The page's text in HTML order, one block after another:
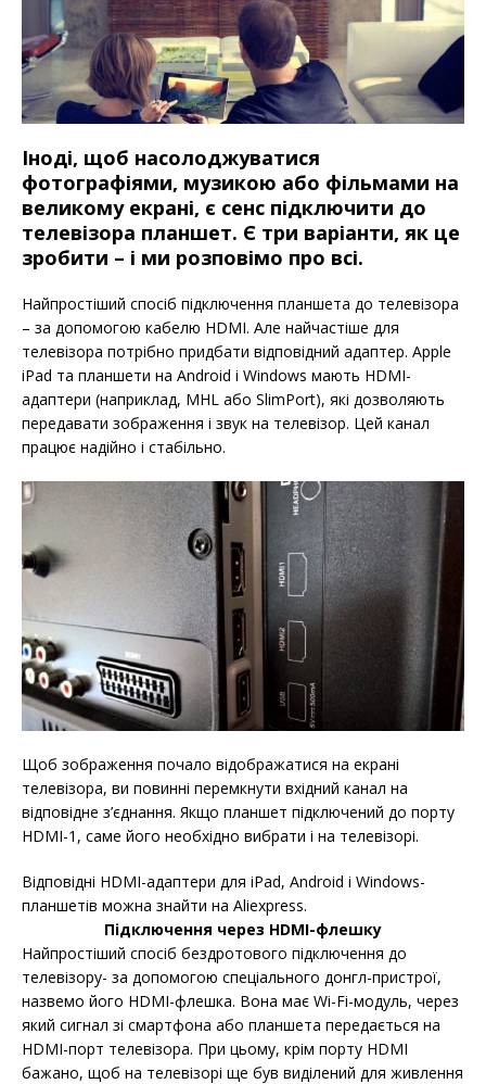
Іноді, щоб насолоджуватися
фотографіями, музикою або фільмами на
великому екрані, є сенс підключити до
телевізора планшет. Є три варіанти, як це
зробити – і ми розповімо про всі.
Найпростіший спосіб підключення планшета до телевізора
– за допомогою кабелю HDMI. Але найчастіше для
телевізора потрібно придбати відповідний адаптер. Apple
iPad та планшети на Android і Windows мають HDMI-
адаптери (наприклад, MHL або SlimPort), які дозволяють
передавати зображення і звук на телевізор. Цей канал
працює надійно і стабільно.
Щоб зображення почало відображатися на екрані
телевізора, ви повинні перемкнути вхідний канал на
відповідне з’єднання. Якщо планшет підключений до порту
HDMI-1, саме його необхідно вибрати і на телевізорі.
Відповідні HDMI-адаптери для iPad, Android і Windows-
планшетів можна знайти на Aliexpress.
Підключення через HDMI-флешку
Найпростіший спосіб бездротового підключення до
телевізору- за допомогою спеціального донгл-пристрої,
назвемо його HDMI-флешка. Вона має Wi-Fi-модуль, через
який сигнал зі смартфона або планшета передається на
HDMI-порт телевізора. При цьому, крім порту HDMI
бажано, щоб на телевізорі ще був виділений для живлення